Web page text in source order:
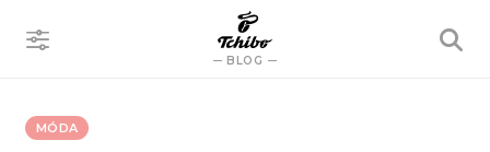
BLOG
VYHĽADÁVANIE
MÓDA